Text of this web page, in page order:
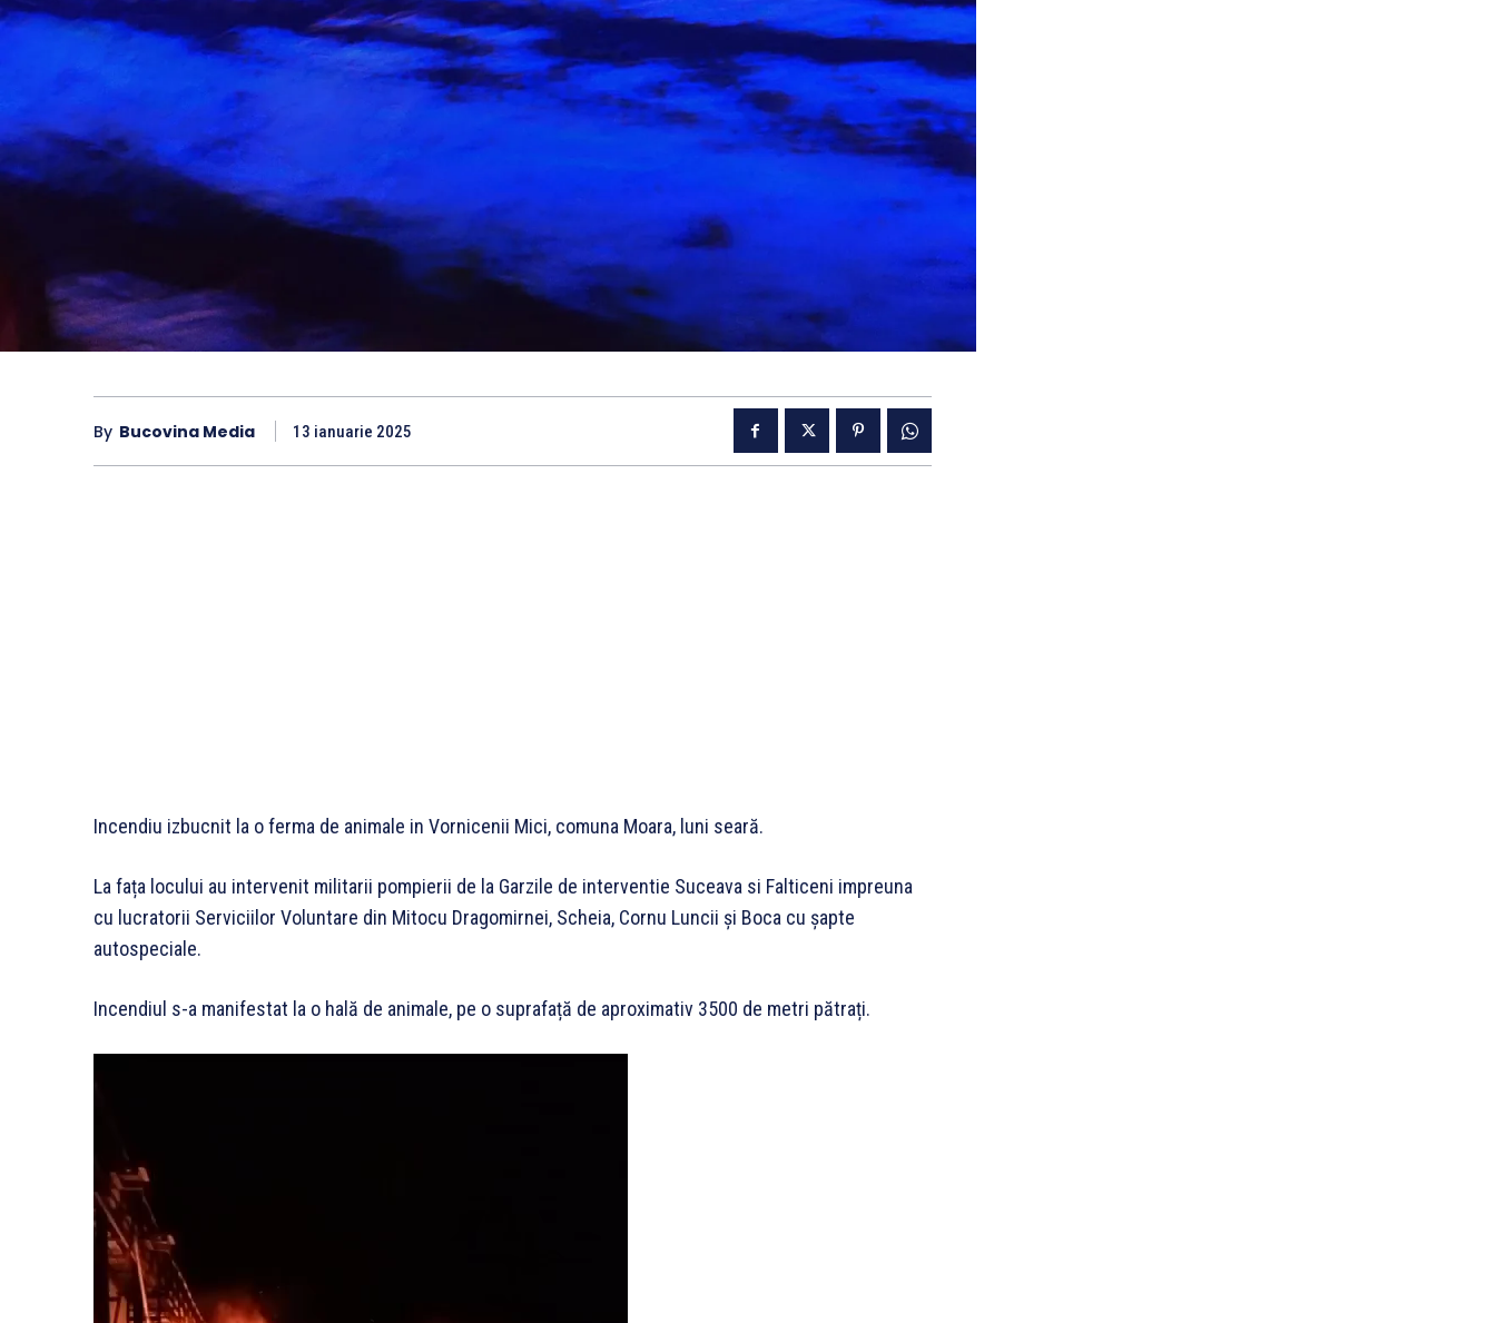
By Bucovina Media 13 ianuarie 2025
Incendiu izbucnit la o ferma de animale in Vornicenii Mici, comuna Moara, luni seară.
La fața locului au intervenit militarii pompierii de la Garzile de interventie Suceava si Falticeni impreuna
cu lucratorii Serviciilor Voluntare din Mitocu Dragomirnei, Scheia, Cornu Luncii şi Boca cu șapte
autospeciale.
Incendiul s-a manifestat la o hală de animale, pe o suprafață de aproximativ 3500 de metri pătrați.